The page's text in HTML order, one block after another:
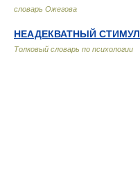
словарь Ожегова
НЕАДЕКВАТНЫЙ СТИМУЛ
Толковый словарь по психологии